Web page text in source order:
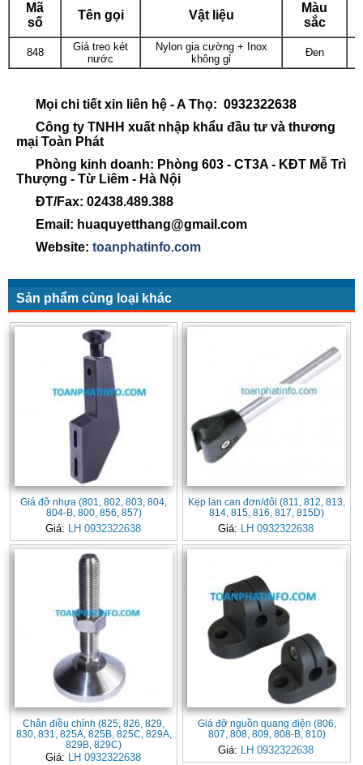
Mã
số
Tên gọi Vật liệu
Màu
sắc
848
Giá treo két
nước
Nylon gia cường + Inox
không gỉ
Đen
Mọi chi tiết xin liên hệ - A Thọ: 0932322638
Công ty TNHH xuất nhập khẩu đầu tư và thương
mại Toàn Phát
Phòng kinh doanh: Phòng 603 - CT3A - KĐT Mễ Trì
Thượng - Từ Liêm - Hà Nội
ĐT/Fax: 02438.489.388
Email: huaquyetthang@gmail.com
Website: toanphatinfo.com
Sản phẩm cùng loại khác
Giá đỡ nhựa (801, 802, 803, 804,
804-B, 800, 856, 857)
Giá: LH 0932322638
Kẹp lan can đơn/đôi (811, 812, 813,
814, 815, 816, 817, 815D)
Giá: LH 0932322638
Chân điều chỉnh (825, 826, 829,
830, 831, 825A, 825B, 825C, 829A,
829B, 829C)
Giá: LH 0932322638
Giá đỡ nguồn quang điện (806,
807, 808, 809, 808-B, 810)
Giá: LH 0932322638